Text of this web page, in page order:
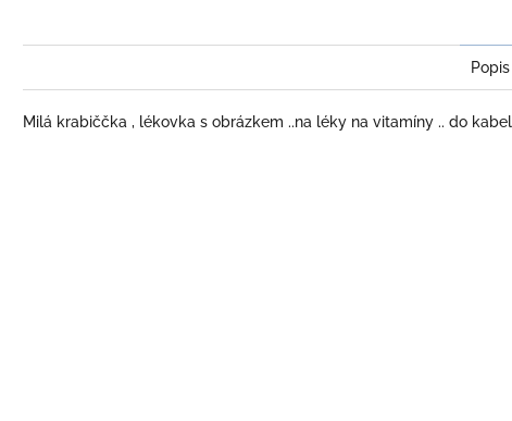
Popis
Milá krabiččka , lékovka s obrázkem ..na léky na vitamíny .. do